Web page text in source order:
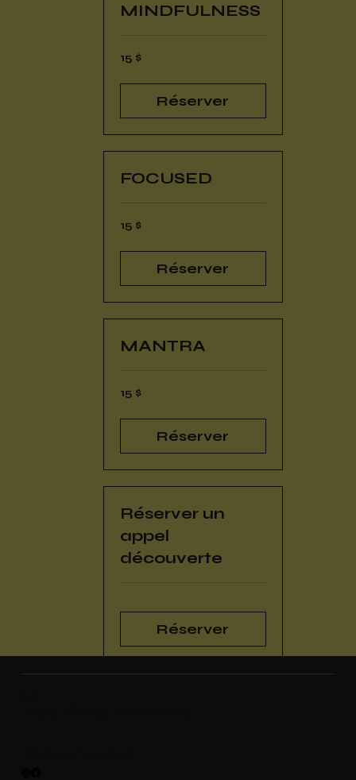
MINDFULNESS
15 dollars
canadiens
15 $
Réserver
FOCUSED
15 dollars
canadiens
15 $
Réserver
MANTRA
15 dollars
canadiens
15 $
Réserver
Réserver un
appel
découverte
Réserver